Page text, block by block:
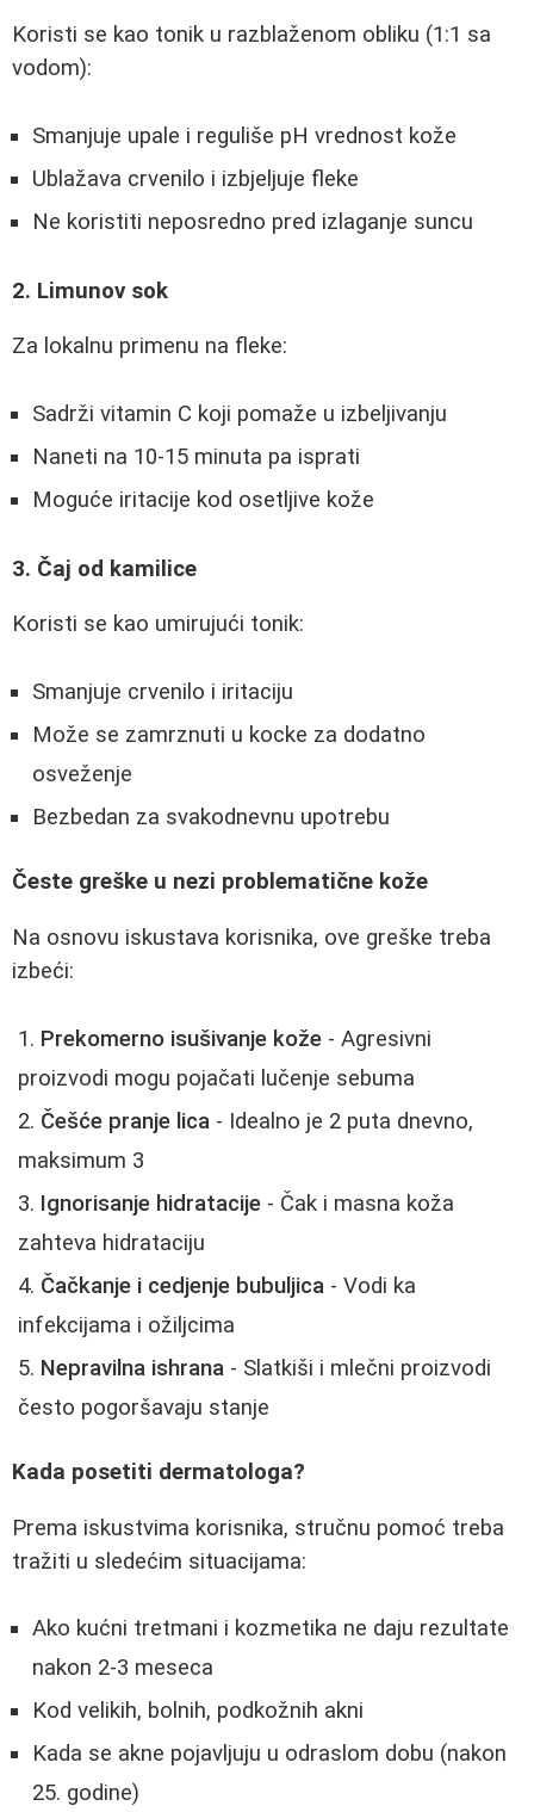
Koristi se kao tonik u razblaženom obliku (1:1 sa
vodom):
Smanjuje upale i reguliše pH vrednost kože
Ublažava crvenilo i izbjeljuje fleke
Ne koristiti neposredno pred izlaganje suncu
2. Limunov sok
Za lokalnu primenu na fleke:
Sadrži vitamin C koji pomaže u izbeljivanju
Naneti na 10-15 minuta pa isprati
Moguće iritacije kod osetljive kože
3. Čaj od kamilice
Koristi se kao umirujući tonik:
Smanjuje crvenilo i iritaciju
Može se zamrznuti u kocke za dodatno
osveženje
Bezbedan za svakodnevnu upotrebu
Česte greške u nezi problematične kože
Na osnovu iskustava korisnika, ove greške treba
izbeći:
Prekomerno isušivanje kože - Agresivni
proizvodi mogu pojačati lučenje sebuma
Češće pranje lica - Idealno je 2 puta dnevno,
maksimum 3
Ignorisanje hidratacije - Čak i masna koža
zahteva hidrataciju
Čačkanje i cedjenje bubuljica - Vodi ka
infekcijama i ožiljcima
Nepravilna ishrana - Slatkiši i mlečni proizvodi
često pogoršavaju stanje
Kada posetiti dermatologa?
Prema iskustvima korisnika, stručnu pomoć treba
tražiti u sledećim situacijama:
Ako kućni tretmani i kozmetika ne daju rezultate
nakon 2-3 meseca
Kod velikih, bolnih, podkožnih akni
Kada se akne pojavljuju u odraslom dobu (nakon
25. godine)